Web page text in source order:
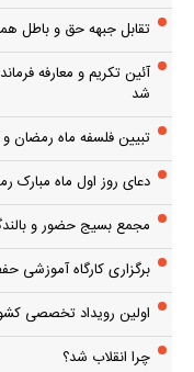
تقابل جبهه حق و باطل
آئین تکریم و معارفه
شد
تبیین فلسفه ماه رمضان
دعای روز اول ماه مبارک
مجمع بسیج حضور و
برگزاری کارگاه
اولین رویداد تخصصی
چرا انقلاب شد؟